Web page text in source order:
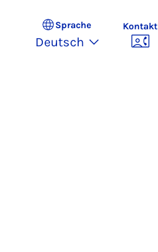
Sprache
Deutsch
Kontakt